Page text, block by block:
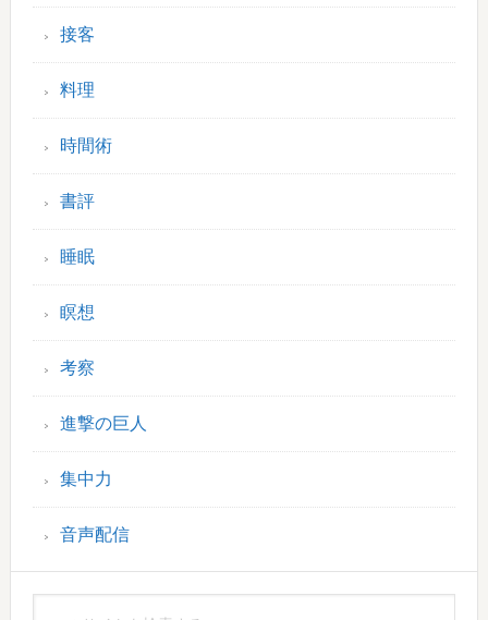
接客
料理
時間術
書評
睡眠
瞑想
考察
進撃の巨人
集中力
音声配信